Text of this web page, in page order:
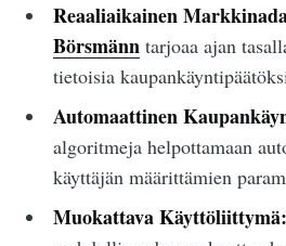
Reaaliaikainen
Börsmänntarjoaa ajan
tietoisia
Automaattinen
algoritmeja helpottamaan
käyttäjän määrittämien
Muokattava Käyttöliittymä: